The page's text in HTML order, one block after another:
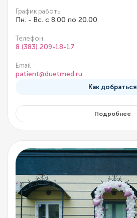
График работы
Пн. - Вс. с 8.00 по 20.00
Телефон
8 (383) 209-18-17
Email
patient@duetmed.ru
Как добраться
Подробнее